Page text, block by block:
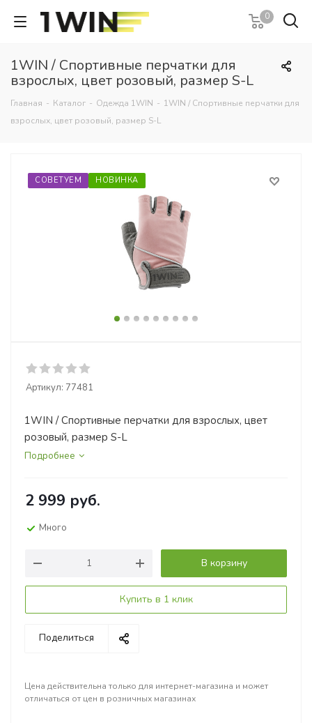
0
1WIN / Спортивные перчатки для
взрослых, цвет розовый, размер S-L
Главная - Каталог - Одежда 1WIN - 1WIN / Спортивные перчатки для
взрослых, цвет розовый, размер S-L
СОВЕТУЕМ НОВИНКА
Артикул: 77481
1WIN / Спортивные перчатки для взрослых, цвет
розовый, размер S-L
Подробнее
2 999 руб.
Много
В корзину
Купить в 1 клик
Поделиться
Цена действительна только для интернет-магазина и может
отличаться от цен в розничных магазинах